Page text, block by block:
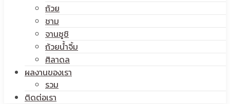
ถ้วย
ชาม
จานซูชิ
ถ้วยน้ำจิ้ม
ศิลาดล
ผลงานของเรา
รวม
ติดต่อเรา